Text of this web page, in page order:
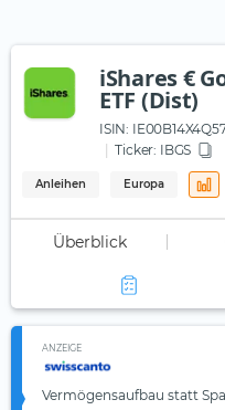
iShares €
ETF (Dist)
ISIN:
Ticker: IBGS
Anleihen Europa
Überblick
ANZEIGE
Vermögensaufbau statt